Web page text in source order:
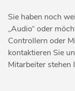
Sie haben noch
„Audio“ oder
Controllern oder
kontaktieren Sie
Mitarbeiter stehen